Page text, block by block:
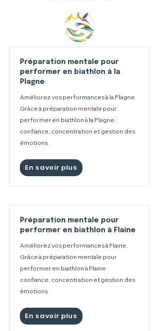
Préparation mentale pour
performer en biathlon à la
Plagne
Améliorez vos performances à la Plagne.
Grâce à préparation mentale pour
performer en biathlon à la Plagne :
confiance, concentration et gestion des
émotions.
En savoir plus
Préparation mentale pour
performer en biathlon à Flaine
Améliorez vos performances à Flaine.
Grâce à préparation mentale pour
performer en biathlon à Flaine :
confiance, concentration et gestion des
émotions.
En savoir plus